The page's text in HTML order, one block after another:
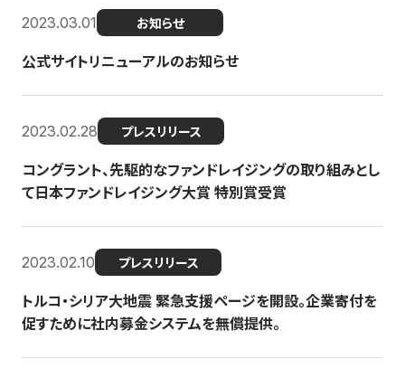
2023.03.01 お知らせ
公式サイトリニューアルのお知らせ
2023.02.28 プレスリリース
コングラント、先駆的なファンドレイジングの取り組みとし
て日本ファンドレイジング大賞 特別賞受賞
2023.02.10 プレスリリース
トルコ・シリア大地震 緊急支援ページを開設。企業寄付を
促すために社内募金システムを無償提供。